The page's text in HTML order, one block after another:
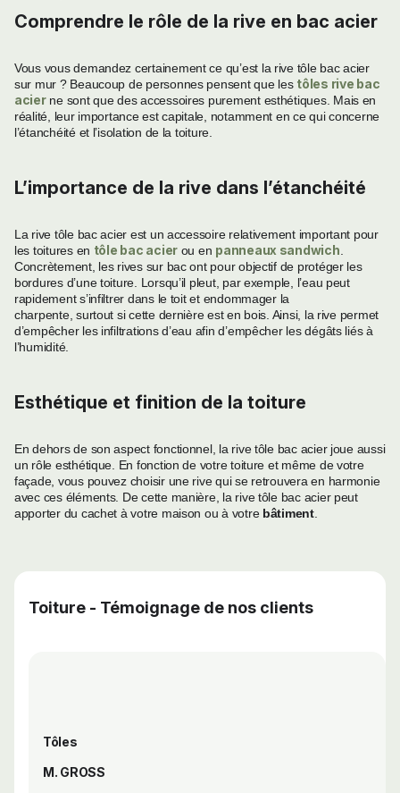
Comprendre le rôle de la rive en bac acier
Vous vous demandez certainement ce qu’est la rive tôle bac acier
sur mur ? Beaucoup de personnes pensent que les tôles rive bac
acierne sont que des accessoires purement esthétiques. Mais en
réalité, leur importance est capitale, notamment en ce qui concerne
l’étanchéité et l’isolation de la toiture.
L’importance de la rive dans l’étanchéité
La rive tôle bac acier est un accessoire relativement important pour
les toitures en tôle bac acier ou en panneaux sandwich
Concrètement, les rives sur bac ont pour objectif de protéger les
bordures d’une toiture. Lorsqu’il pleut, par exemple, l’eau peut
rapidement s’infiltrer dans le toit et endommager la
charpente, surtout si cette dernière est en bois. Ainsi, la rive permet
d’empêcher les infiltrations d’eau afin d’empêcher les dégâts liés à
l’humidité.
Esthétique et finition de la toiture
En dehors de son aspect fonctionnel, la rive tôle bac acier joue aussi
un rôle esthétique. En fonction de votre toiture et même de votre
façade, vous pouvez choisir une rive qui se retrouvera en harmonie
avec ces éléments. De cette manière, la rive tôle bac acier peut
apporter du cachet à votre maison ou à votre bâtiment.
Toiture - Témoignage de nos clients
Tôles
M. GROSS